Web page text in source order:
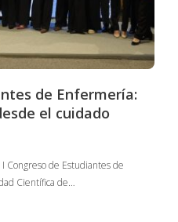
de Enfermería:
el cuidado
Congreso de Estudiantes de
Científica de…